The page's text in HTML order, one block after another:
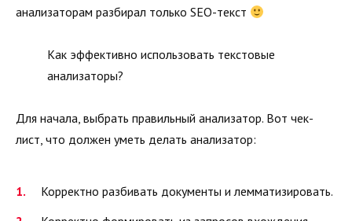
анализаторам разбирал только SEO-текст
Как эффективно использовать текстовые
анализаторы?
Для начала, выбрать правильный анализатор. Вот чек-
лист, что должен уметь делать анализатор:
Корректно разбивать документы и лемматизировать.